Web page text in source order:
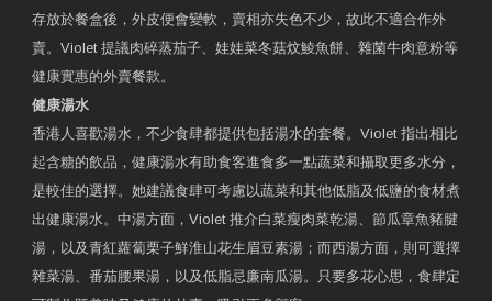
存放於餐盒後，外皮便會變軟，賣相亦失色不少，故此不適合作外
賣。Violet 提議肉碎蒸茄子、娃娃菜冬菇炆鯪魚餅、雜菌牛肉意粉等
健康實惠的外賣餐款。
健康湯水
香港人喜歡湯水，不少食肆都提供包括湯水的套餐。Violet 指出相比
起含糖的飲品，健康湯水有助食客進食多一點蔬菜和攝取更多水分，
是較佳的選擇。她建議食肆可考慮以蔬菜和其他低脂及低鹽的食材煮
出健康湯水。中湯方面，Violet 推介白菜瘦肉菜乾湯、節瓜章魚豬腱
湯，以及青紅蘿蔔栗子鮮淮山花生眉豆素湯；而西湯方面，則可選擇
雜菜湯、番茄腰果湯，以及低脂忌廉南瓜湯。只要多花心思，食肆定